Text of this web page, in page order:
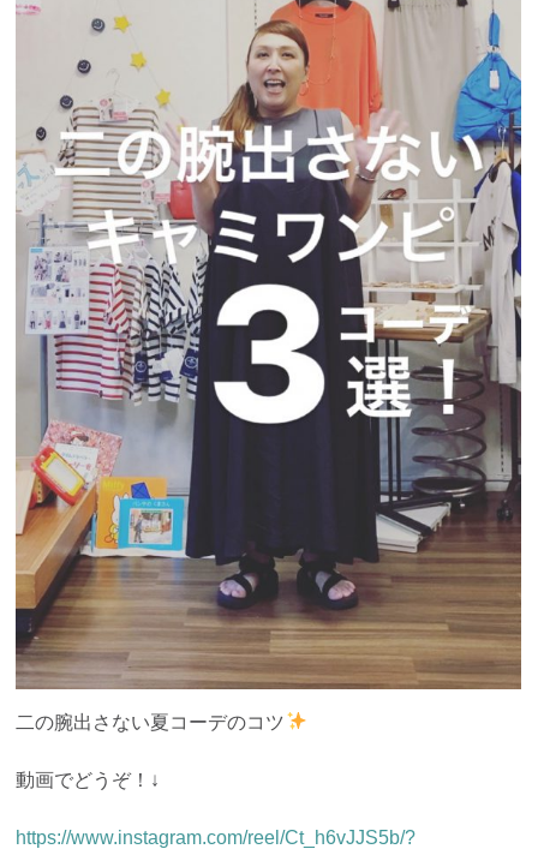
二の腕出さない夏コーデのコツ
動画でどうぞ！↓
https://www.instagram.com/reel/Ct_h6vJJS5b/?